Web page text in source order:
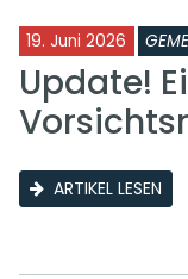
19. Juni 2026
Update!
ARTIKEL LESEN